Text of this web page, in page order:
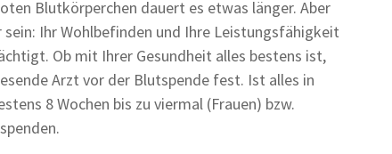
Blutkörperchen dauert es etwas länger. Aber
Ihr Wohlbefinden und Ihre Leistungsfähigkeit
Ob mit Ihrer Gesundheit alles bestens ist,
Arzt vor der Blutspende fest. Ist alles in
8 Wochen bis zu viermal (Frauen) bzw.